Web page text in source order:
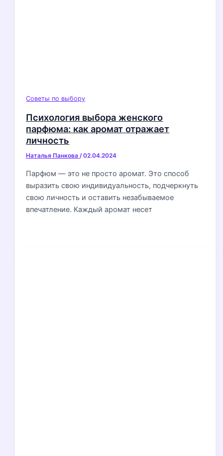
Советы по выбору
Психология выбора женского
парфюма: как аромат отражает
личность
Наталья Панкова/02.04.2024
Парфюм — это не просто аромат. Это способ
выразить свою индивидуальность, подчеркнуть
свою личность и оставить незабываемое
впечатление. Каждый аромат несет